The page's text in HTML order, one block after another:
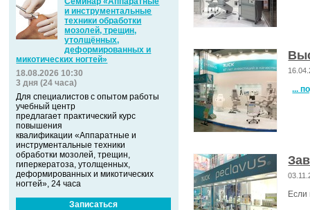
и инструментальные
техники обработки
мозолей, трещин,
утолщённых,
деформированных и
микотических ногтей»
18.08.2026 10:30
3 дня (24 часа)
Для специалистов с опытом работы
учебный центр
предлагает практический курс
повышения
квалификации «Аппаратные и
инструментальные техники
обработки мозолей, трещин,
гиперкератоза, утолщенных,
деформированных и микотических
ногтей», 24 часа
Записаться
...
Если